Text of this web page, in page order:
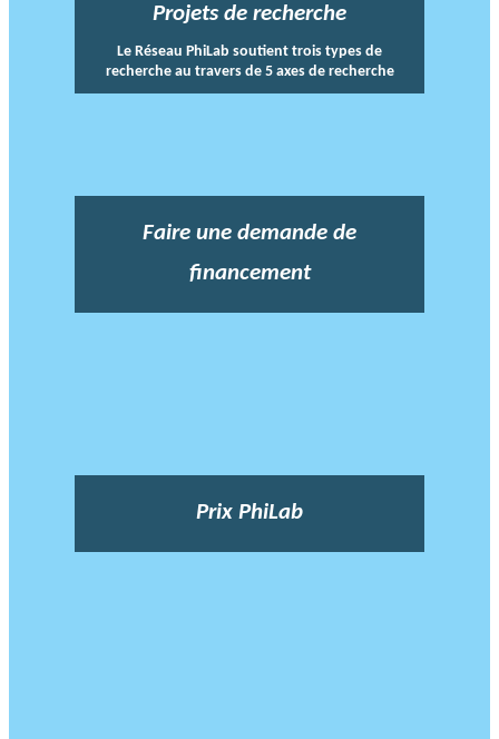
Projets de recherche
Le Réseau PhiLab soutient trois types de
recherche au travers de 5 axes de recherche
Faire une demande de
financement
Prix PhiLab